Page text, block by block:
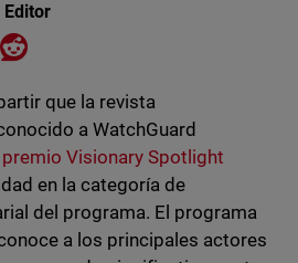
Editor
on X
Share on Reddit
que la revista
a WatchGuard
premio Visionary Spotlight
en la categoría de
del programa. El programa
a los principales actores